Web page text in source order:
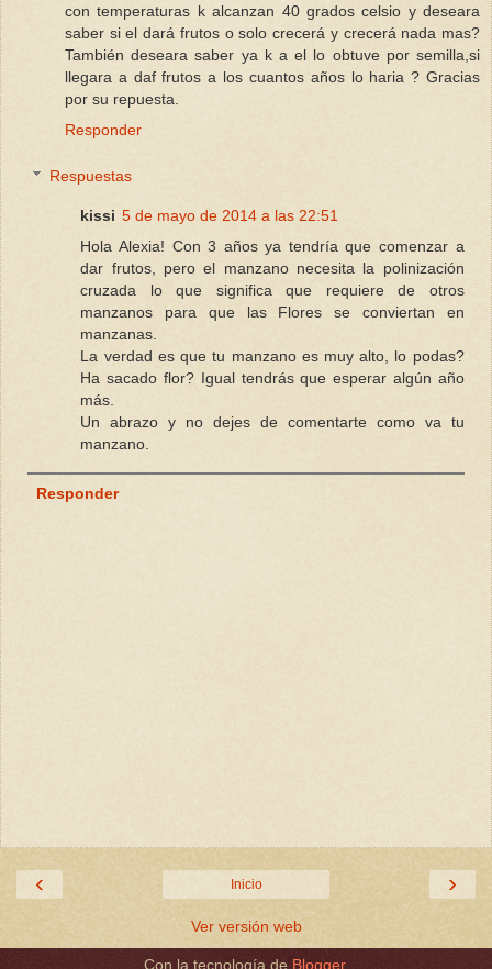
con temperaturas k alcanzan 40 grados celsio y deseara
saber si el dará frutos o solo crecerá y crecerá nada mas?
También deseara saber ya k a el lo obtuve por semilla,si
llegara a daf frutos a los cuantos años lo haria ? Gracias
por su repuesta.
Responder
Respuestas
kissi 5 de mayo de 2014 a las 22:51
Hola Alexia! Con 3 años ya tendría que comenzar a
dar frutos, pero el manzano necesita la polinización
cruzada lo que significa que requiere de otros
manzanos para que las Flores se conviertan en
manzanas.
La verdad es que tu manzano es muy alto, lo podas?
Ha sacado flor? Igual tendrás que esperar algún año
más.
Un abrazo y no dejes de comentarte como va tu
manzano.
Responder
‹ ›
Inicio
Ver versión web
Con la tecnología de Blogger.